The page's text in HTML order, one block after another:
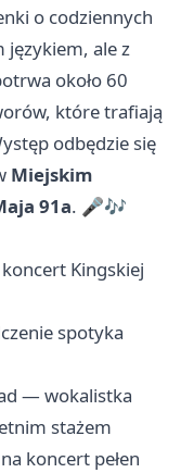
o codziennych
językiem, ale z
około 60
które trafiają
odbędzie się
Miejskim
91a. 🎤🎶
Kingskiej
spotyka
— wokalistka
stażem
koncert pełen